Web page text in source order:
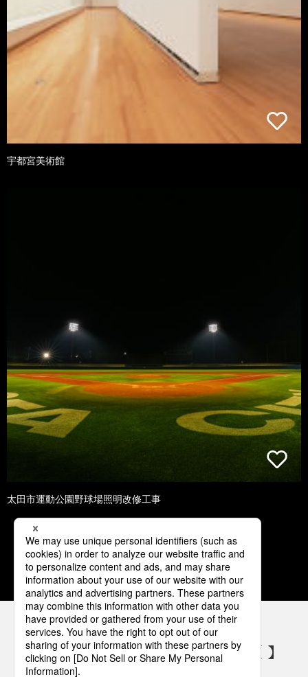
宇都宮美術館
太田市運動公園野球場照明改修工事
1 2 3 4 5
パナソニックの電気設備 SNSアカウント